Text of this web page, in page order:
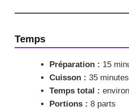
Temps
Préparation : 15
Cuisson : 35 minutes
Temps total :
Portions : 8 parts